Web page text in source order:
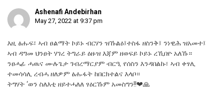
Ashenafi Andebirhan
May 27, 2022 at 9:37 pm
እዚ ፅሑፍ፣ ኣብ ፀልማት ኮይኑ ብርሃን ዝኹልዕ፤ተስፋ ዘስንቅ፤ ንነዊሕ ዝአመተ፤
ኣብ ዳግመ ህንፀት ሃገረ ትግራይ ዕዙዝ እጃም ዘወፍይ ኮይኑ ረኺበዮ አለኹ።
ንፀሓፊ ሓዉና ሙሉጌታ ገብረማርያም ብርዒ የሰስን እንዳበልኩ፣ ኣብ ቀፃሊ
ተመሳሳሊ ረብሓ ዘለዎም ፅሑፋት ከበርክተልና እላቦ።
ትግሃት ‘ወን ስለእቲ ዘይተሓለለ ፃዕርኹም አመስግን!!❤🙏